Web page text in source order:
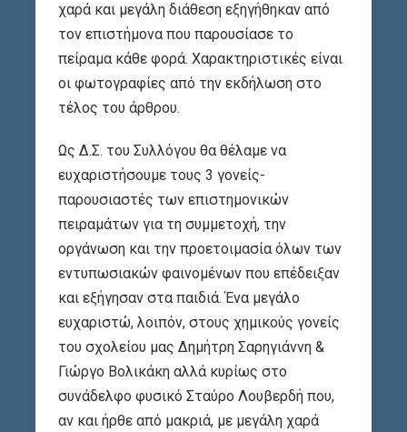
χαρά και μεγάλη διάθεση εξηγήθηκαν από
τον επιστήμονα που παρουσίασε το
πείραμα κάθε φορά. Χαρακτηριστικές είναι
οι φωτογραφίες από την εκδήλωση στο
τέλος του άρθρου.
Ως Δ.Σ. του Συλλόγου θα θέλαμε να
ευχαριστήσουμε τους 3 γονείς-
παρουσιαστές των επιστημονικών
πειραμάτων για τη συμμετοχή, την
οργάνωση και την προετοιμασία όλων των
εντυπωσιακών φαινομένων που επέδειξαν
και εξήγησαν στα παιδιά. Ένα μεγάλο
ευχαριστώ, λοιπόν, στους χημικούς γονείς
του σχολείου μας Δημήτρη Σαρηγιάννη &
Γιώργο Βολικάκη αλλά κυρίως στο
συνάδελφο φυσικό Σταύρο Λουβερδή που,
αν και ήρθε από μακριά, με μεγάλη χαρά